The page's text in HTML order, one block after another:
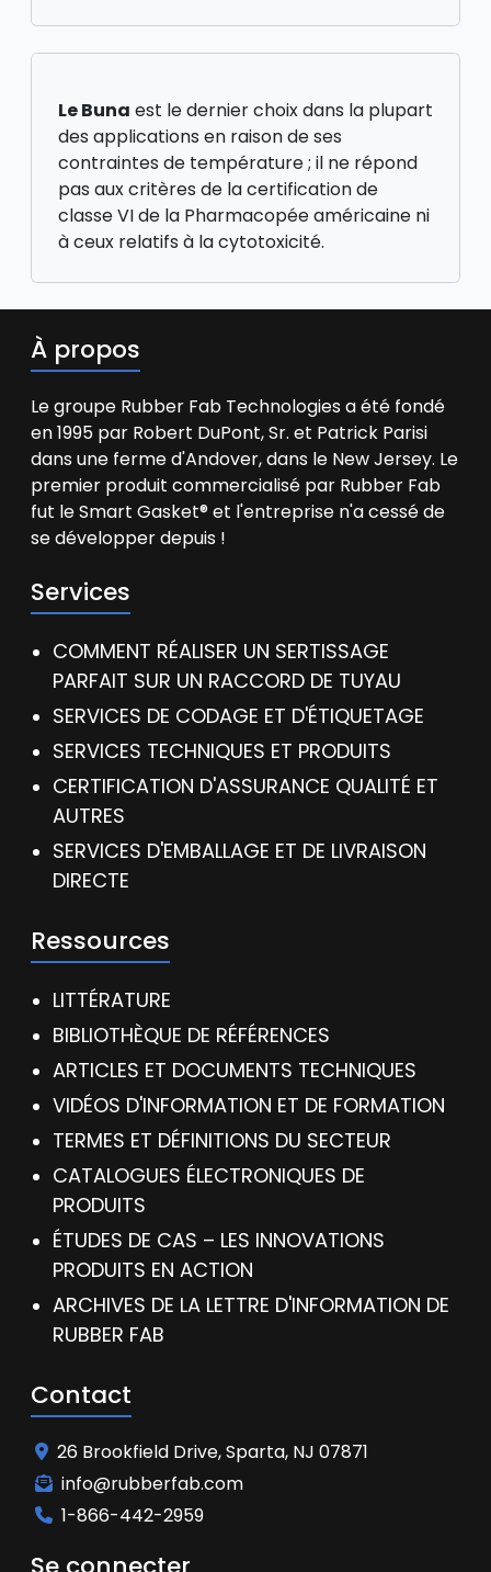
Le Buna est le dernier choix dans la plupart
des applications en raison de ses
contraintes de température ; il ne répond
pas aux critères de la certification de
classe VI de la Pharmacopée américaine ni
à ceux relatifs à la cytotoxicité.
À propos
Le groupe Rubber Fab Technologies a été fondé
en 1995 par Robert DuPont, Sr. et Patrick Parisi
dans une ferme d'Andover, dans le New Jersey. Le
premier produit commercialisé par Rubber Fab
fut le Smart Gasket® et l'entreprise n'a cessé de
se développer depuis !
Services
COMMENT RÉALISER UN SERTISSAGE
PARFAIT SUR UN RACCORD DE TUYAU
SERVICES DE CODAGE ET D'ÉTIQUETAGE
SERVICES TECHNIQUES ET PRODUITS
CERTIFICATION D'ASSURANCE QUALITÉ ET
AUTRES
SERVICES D'EMBALLAGE ET DE LIVRAISON
DIRECTE
Ressources
LITTÉRATURE
BIBLIOTHÈQUE DE RÉFÉRENCES
ARTICLES ET DOCUMENTS TECHNIQUES
VIDÉOS D'INFORMATION ET DE FORMATION
TERMES ET DÉFINITIONS DU SECTEUR
CATALOGUES ÉLECTRONIQUES DE
PRODUITS
ÉTUDES DE CAS – LES INNOVATIONS
PRODUITS EN ACTION
ARCHIVES DE LA LETTRE D'INFORMATION DE
RUBBER FAB
Contact
26 Brookfield Drive, Sparta, NJ 07871
info@rubberfab.com
1-866-442-2959